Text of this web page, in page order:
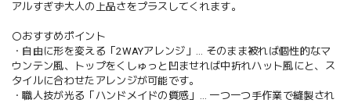
アルすぎず大人の上品さをプラスしてくれます。
〇おすすめポイント
・自由に形を変える「2WAYアレンジ」… そのまま被れば個性的なマ
ウンテン風、トップをくしゅっと凹ませれば中折れハット風にと、ス
タイルに合わせたアレンジが可能です。
・職人技が光る「ハンドメイドの質感」… 一つ一つ手作業で縫製され